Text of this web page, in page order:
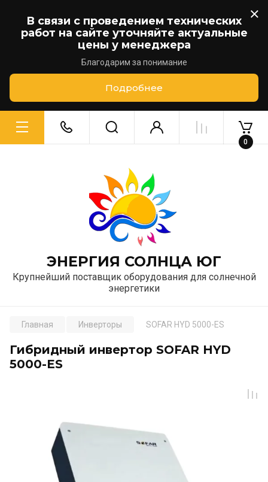
В связи с проведением технических
работ на сайте уточняйте актуальные
цены у менеджера
Благодарим за понимание
Подробнее
ЭНЕРГИЯ СОЛНЦА ЮГ
Крупнейший поставщик оборудования для солнечной
энергетики
0
Главная Инверторы SOFAR HYD 5000-ES
Гибридный инвертор SOFAR HYD
5000-ES